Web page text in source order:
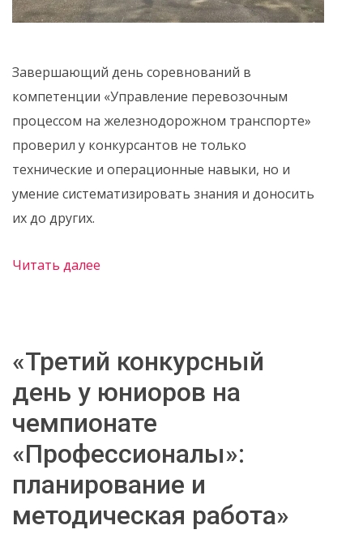
Завершающий день соревнований в
компетенции «Управление перевозочным
процессом на железнодорожном транспорте»
проверил у конкурсантов не только
технические и операционные навыки, но и
умение систематизировать знания и доносить
их до других.
Читать далее
«Третий конкурсный
день у юниоров на
чемпионате
«Профессионалы»:
планирование и
методическая работа»